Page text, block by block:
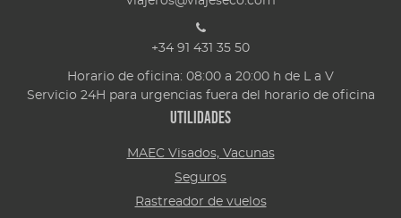
+34 91 431 35 50
Horario de oficina: 08:00 a 20:00 h de L a V
Servicio 24H para urgencias fuera del horario de oficina
Utilidades
MAEC Visados, Vacunas
Seguros
Rastreador de vuelos